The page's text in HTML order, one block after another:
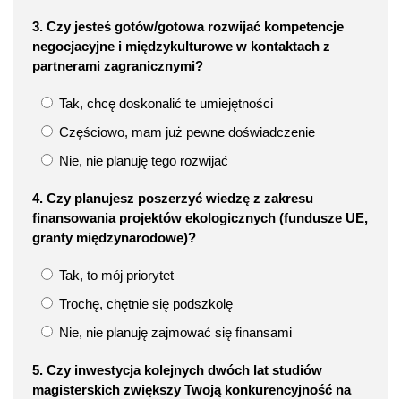
3. Czy jesteś gotów/gotowa rozwijać kompetencje
negocjacyjne i międzykulturowe w kontaktach z
partnerami zagranicznymi?
Tak, chcę doskonalić te umiejętności
Częściowo, mam już pewne doświadczenie
Nie, nie planuję tego rozwijać
4. Czy planujesz poszerzyć wiedzę z zakresu
finansowania projektów ekologicznych (fundusze UE,
granty międzynarodowe)?
Tak, to mój priorytet
Trochę, chętnie się podszkolę
Nie, nie planuję zajmować się finansami
5. Czy inwestycja kolejnych dwóch lat studiów
magisterskich zwiększy Twoją konkurencyjność na